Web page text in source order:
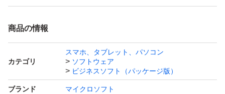
対応OS：Windows 10, Windows 11
商品の情報
カテゴリ
スマホ、タブレット、パソコン
ソフトウェア
ビジネスソフト（パッケージ版）
ブランド マイクロソフト